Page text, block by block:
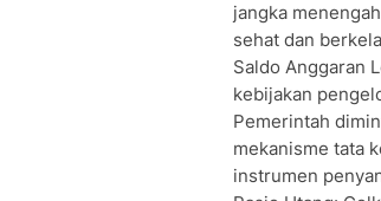
jangka
sehat dan
Saldo Anggaran
kebijakan
Pemerintah
mekanisme tata
instrumen